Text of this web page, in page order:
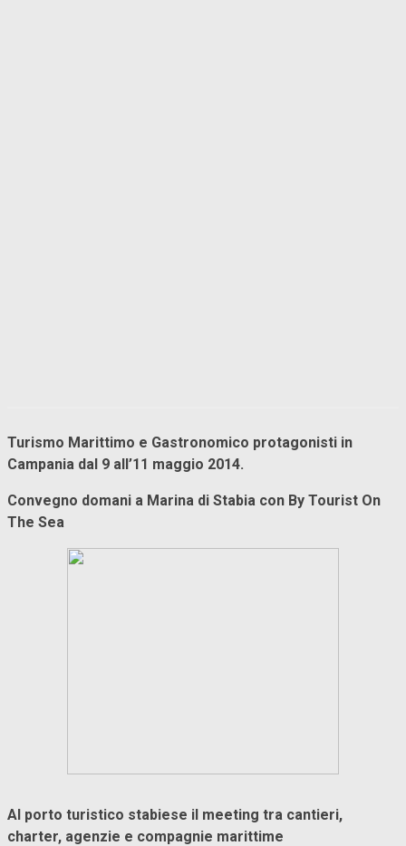
Turismo Marittimo e Gastronomico protagonisti in
Campania dal 9 all’11 maggio 2014.
Convegno domani a Marina di Stabia con By Tourist On
The Sea
Al porto turistico stabiese il meeting tra cantieri,
charter, agenzie e compagnie marittime